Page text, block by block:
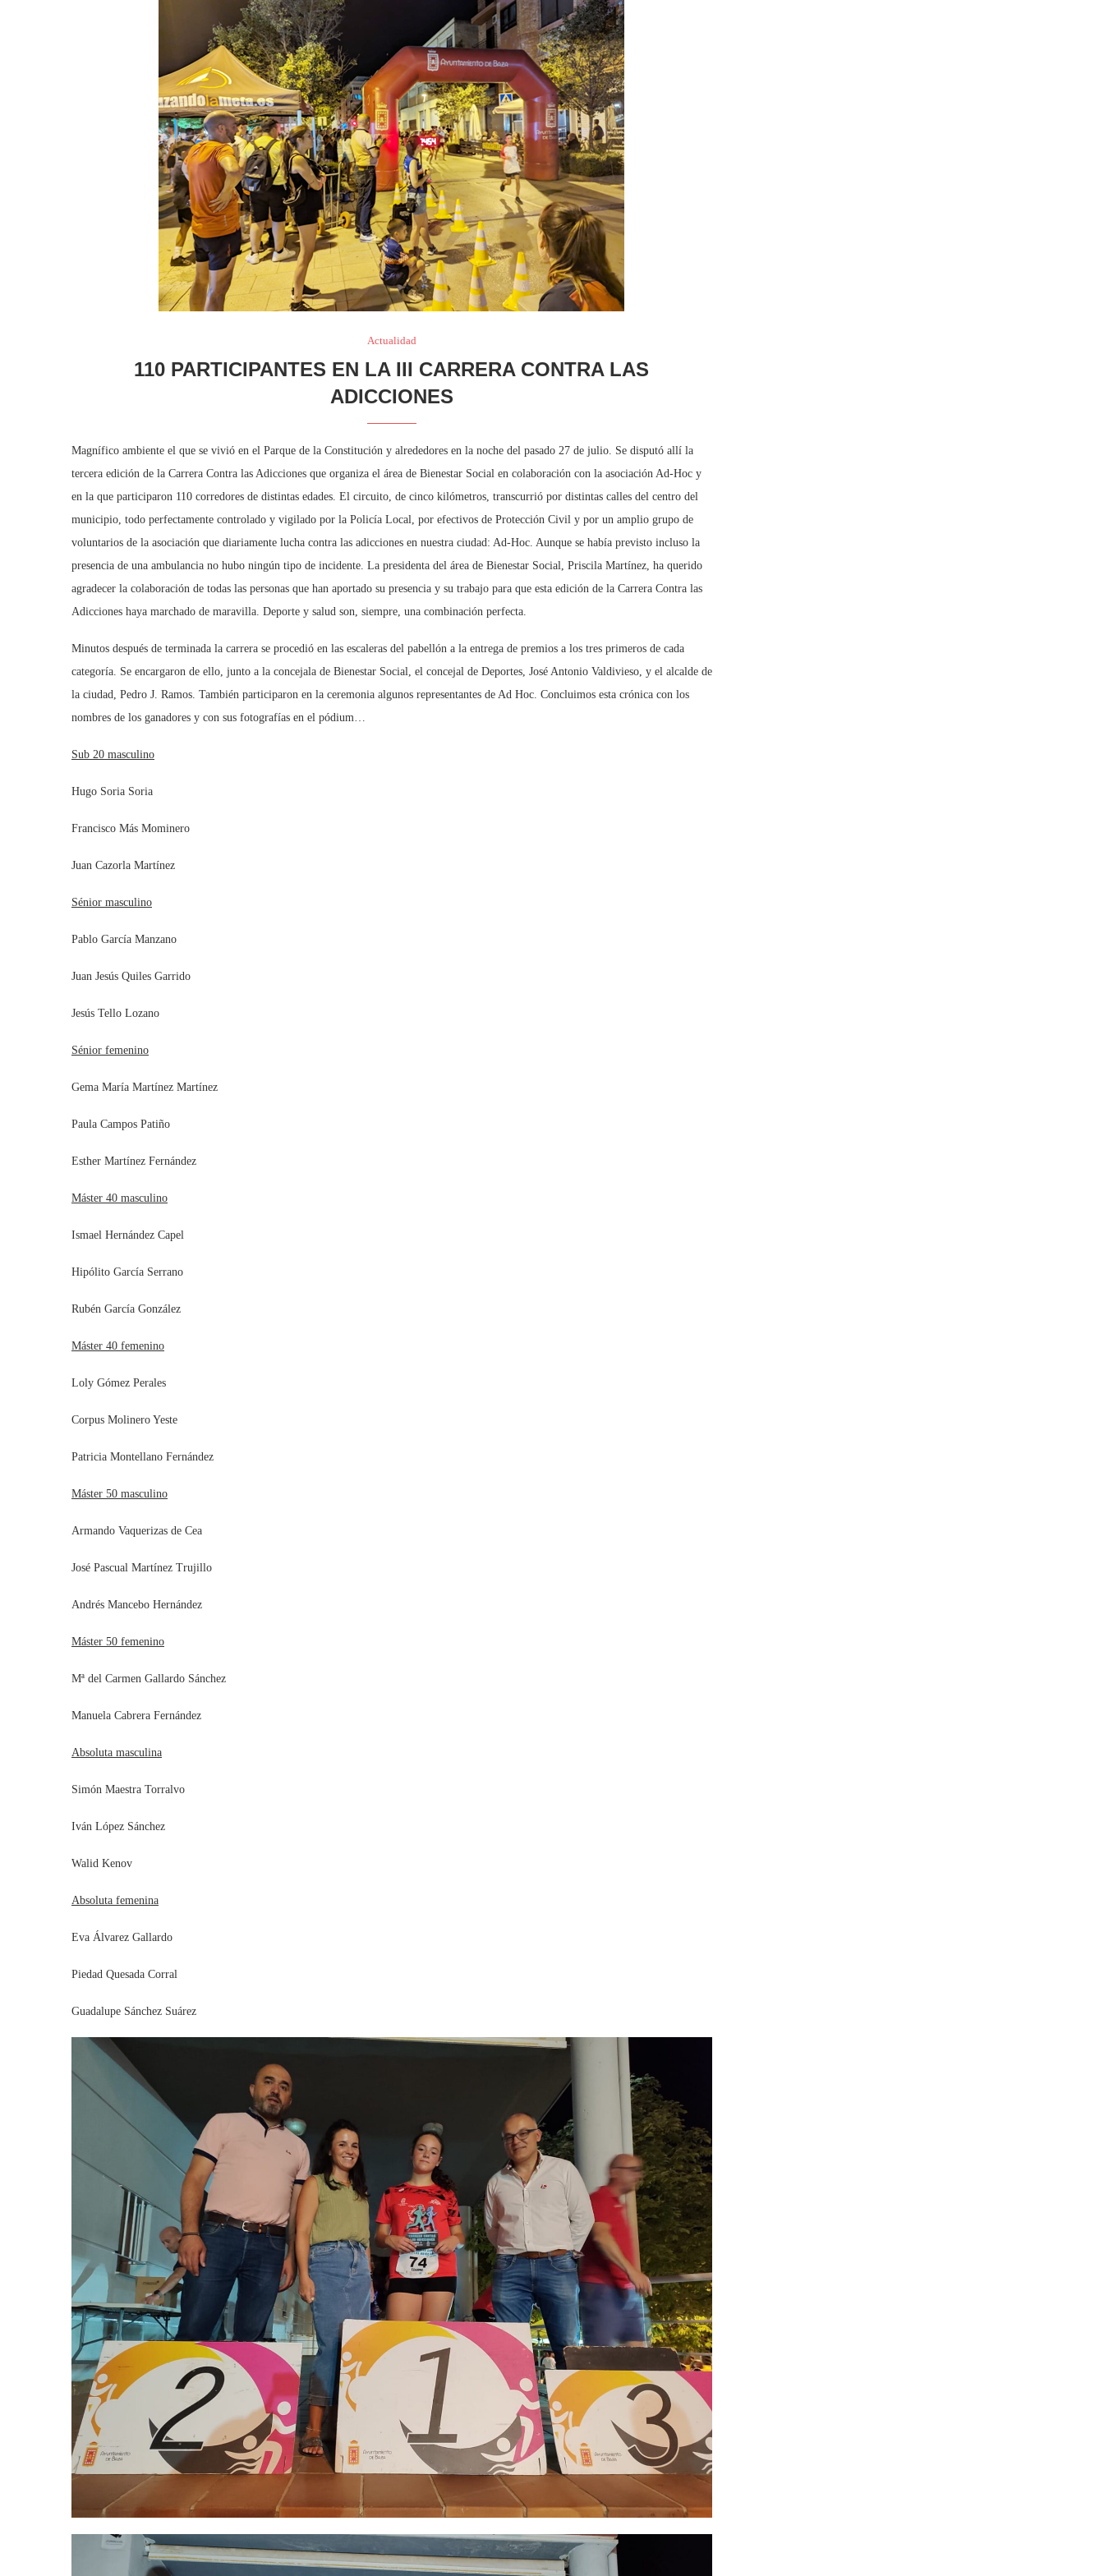
Actualidad
110 PARTICIPANTES EN LA III CARRERA CONTRA LAS
ADICCIONES
Magnífico ambiente el que se vivió en el Parque de la Constitución y alrededores en la noche del pasado 27 de julio. Se disputó allí la
tercera edición de la Carrera Contra las Adicciones que organiza el área de Bienestar Social en colaboración con la asociación Ad-Hoc y
en la que participaron 110 corredores de distintas edades. El circuito, de cinco kilómetros, transcurrió por distintas calles del centro del
municipio, todo perfectamente controlado y vigilado por la Policía Local, por efectivos de Protección Civil y por un amplio grupo de
voluntarios de la asociación que diariamente lucha contra las adicciones en nuestra ciudad: Ad-Hoc. Aunque se había previsto incluso la
presencia de una ambulancia no hubo ningún tipo de incidente. La presidenta del área de Bienestar Social, Priscila Martínez, ha querido
agradecer la colaboración de todas las personas que han aportado su presencia y su trabajo para que esta edición de la Carrera Contra las
Adicciones haya marchado de maravilla. Deporte y salud son, siempre, una combinación perfecta.
Minutos después de terminada la carrera se procedió en las escaleras del pabellón a la entrega de premios a los tres primeros de cada
categoría. Se encargaron de ello, junto a la concejala de Bienestar Social, el concejal de Deportes, José Antonio Valdivieso, y el alcalde de
la ciudad, Pedro J. Ramos. También participaron en la ceremonia algunos representantes de Ad Hoc. Concluimos esta crónica con los
nombres de los ganadores y con sus fotografías en el pódium…
Sub 20 masculino
Hugo Soria Soria
Francisco Más Mominero
Juan Cazorla Martínez
Sénior masculino
Pablo García Manzano
Juan Jesús Quiles Garrido
Jesús Tello Lozano
Sénior femenino
Gema María Martínez Martínez
Paula Campos Patiño
Esther Martínez Fernández
Máster 40 masculino
Ismael Hernández Capel
Hipólito García Serrano
Rubén García González
Máster 40 femenino
Loly Gómez Perales
Corpus Molinero Yeste
Patricia Montellano Fernández
Máster 50 masculino
Armando Vaquerizas de Cea
José Pascual Martínez Trujillo
Andrés Mancebo Hernández
Máster 50 femenino
Mª del Carmen Gallardo Sánchez
Manuela Cabrera Fernández
Absoluta masculina
Simón Maestra Torralvo
Iván López Sánchez
Walid Kenov
Absoluta femenina
Eva Álvarez Gallardo
Piedad Quesada Corral
Guadalupe Sánchez Suárez